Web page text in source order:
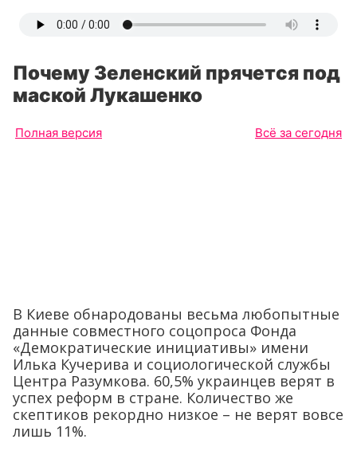
Почему Зеленский прячется под
маской Лукашенко
Полная версия Всё за сегодня
В Киеве обнародованы весьма любопытные
данные совместного соцопроса Фонда
«Демократические инициативы» имени
Илька Кучерива и социологической службы
Центра Разумкова. 60,5% украинцев верят в
успех реформ в стране. Количество же
скептиков рекордно низкое – не верят вовсе
лишь 11%.